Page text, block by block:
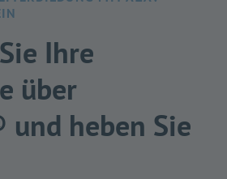
Ihre
über
und heben Sie